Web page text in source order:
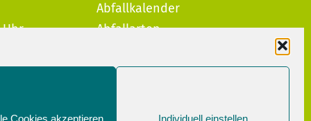
Cookies akzeptieren Individuell einstellen
Uhr
Uhr
Abfallkalender
Abfallarten
Sperrmüllanmeldung